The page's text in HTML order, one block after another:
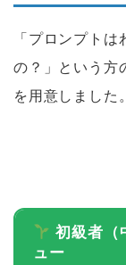
「プロンプト
の？」という方
を用意しました。
初級者（
ュー